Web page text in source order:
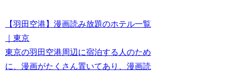
【羽田空港】漫画読み放題のホテル一覧
｜東京
東京の羽田空港周辺に宿泊する人のため
に、漫画がたくさん置いてあり、漫画読